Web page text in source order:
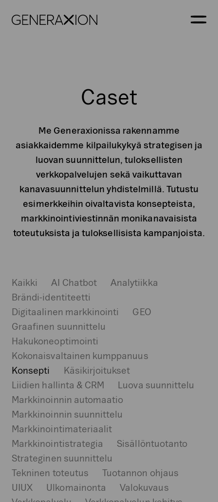
Generaxion
Caset
Me Generaxionissa rakennamme
asiakkaidemme kilpailukykyä strategisen ja
luovan suunnittelun, tuloksellisten
verkkopalvelujen sekä vaikuttavan
kanavasuunnittelun yhdistelmillä. Tutustu
esimerkkeihin oivaltavista konsepteista,
markkinointiviestinnän monikanavaisista
toteutuksista ja tuloksellisista kampanjoista.
Kaikki AI Chatbot
Analytiikka
Brändi-identiteetti
Digitaalinen markkinointi
GEO
Graafinen suunnittelu
Hakukoneoptimointi
Kokonaisvaltainen kumppanuus
Konsepti
Käsikirjoitukset
Liidien hallinta & CRM
Luova suunnittelu
Markkinoinnin automaatio
Markkinoinnin suunnittelu
Markkinointimateriaalit
Markkinointistrategia
Sisällöntuotanto
Strateginen suunnittelu
Tekninen toteutus
Tuotannon ohjaus
UIUX
Ulkomainonta
Valokuvaus